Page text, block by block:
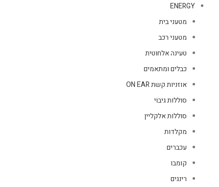
ENERGY
מטעני בית
מטעני רכב
טעינה אלחוטית
כבלים ומתאמים
אוזניות קשת ON EAR
סוללות גיבוי
סוללות אלקליין
מקלדות
עכברים
קומבו
רינגים